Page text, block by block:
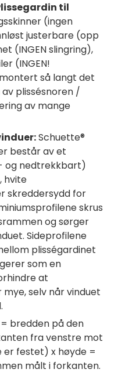
til
(ingen
justerbare (opp
(INGEN slingring),
(INGEN!
så langt det
plissésnoren /
av mange
Schuette®
består av et
og nedtrekkbart)
hvite
skreddersydd for
skrus
og sørger
Sideprofilene
plisségardinet
som en
at
selv når vinduet
bredden på den
fra venstre mot
er festet) x høyde =
målt i forkanten.